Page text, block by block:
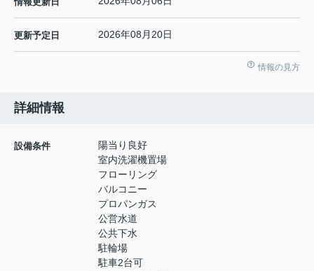
更新予定日 2026年08月20日
情報の見方
詳細情報
設備条件
陽当り良好
室内洗濯機置場
フローリング
バルコニー
プロパンガス
公営水道
公共下水
駐輪場
駐車2台可